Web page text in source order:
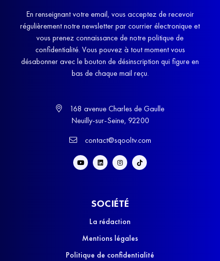
En renseignant votre email, vous acceptez de recevoir
régulièrement notre newsletter par courrier électronique et
vous prenez connaissance de notre politique de
confidentialité. Vous pouvez à tout moment vous
désabonner avec le bouton de désinscription qui figure en
bas de chaque mail reçu.
168 avenue Charles de Gaulle
Neuilly-sur-Seine, 92200
contact@sqooltv.com
SOCIÉTÉ
La rédaction
Mentions légales
Politique de confidentialité